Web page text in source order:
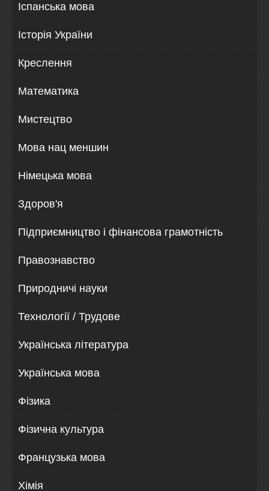
Іспанська мова
Історія України
Креслення
Математика
Мистецтво
Мова нац меншин
Німецька мова
Здоров'я
Підприємництво і фінансова грамотність
Правознавство
Природничі науки
Технології / Трудове
Українська література
Українська мова
Фізика
Фізична культура
Французька мова
Хімія